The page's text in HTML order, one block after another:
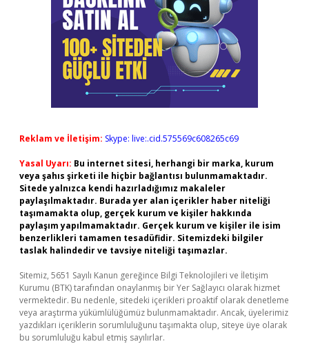
Reklam ve İletişim: Skype: live:.cid.575569c608265c69
Yasal Uyarı: Bu internet sitesi, herhangi bir marka, kurum
veya şahıs şirketi ile hiçbir bağlantısı bulunmamaktadır.
Sitede yalnızca kendi hazırladığımız makaleler
paylaşılmaktadır. Burada yer alan içerikler haber niteliği
taşımamakta olup, gerçek kurum ve kişiler hakkında
paylaşım yapılmamaktadır. Gerçek kurum ve kişiler ile isim
benzerlikleri tamamen tesadüfidir. Sitemizdeki bilgiler
taslak halindedir ve tavsiye niteliği taşımazlar.
Sitemiz, 5651 Sayılı Kanun gereğince Bilgi Teknolojileri ve İletişim
Kurumu (BTK) tarafından onaylanmış bir Yer Sağlayıcı olarak hizmet
vermektedir. Bu nedenle, sitedeki içerikleri proaktif olarak denetleme
veya araştırma yükümlülüğümüz bulunmamaktadır. Ancak, üyelerimiz
yazdıkları içeriklerin sorumluluğunu taşımakta olup, siteye üye olarak
bu sorumluluğu kabul etmiş sayılırlar.